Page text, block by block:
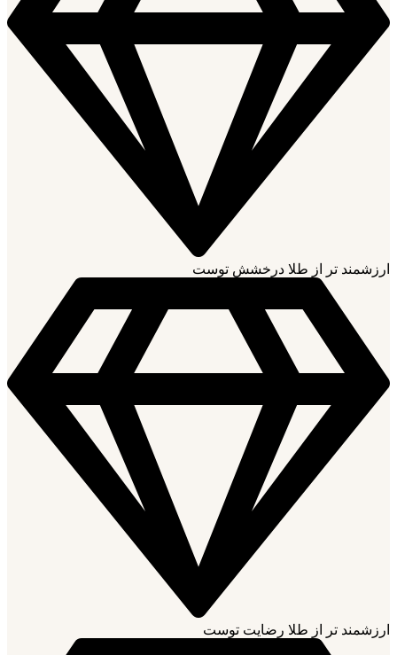
ارزشمند تر از طلا درخشش توست
ارزشمند تر از طلا رضایت توست